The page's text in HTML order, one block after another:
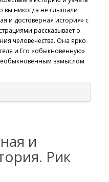
вы никогда не слышали
и достоверная история» с
рассказывает о
человечества. Она ярко
и Его «обыкновенную»
замыслом
и
Рик